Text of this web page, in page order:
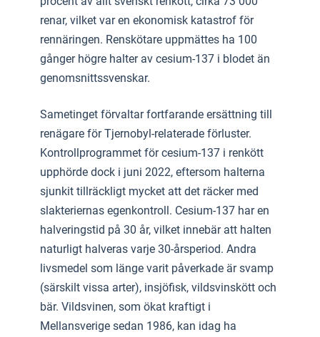
renar, vilket var en ekonomisk katastrof för
rennäringen. Renskötare uppmättes ha 100
gånger högre halter av cesium-137 i blodet än
genomsnittssvenskar.
Sametinget förvaltar fortfarande ersättning till
renägare för Tjernobyl-relaterade förluster.
Kontrollprogrammet för cesium-137 i renkött
upphörde dock i juni 2022, eftersom halterna
sjunkit tillräckligt mycket att det räcker med
slakteriernas egenkontroll. Cesium-137 har en
halveringstid på 30 år, vilket innebär att halten
naturligt halveras varje 30-årsperiod. Andra
livsmedel som länge varit påverkade är svamp
(särskilt vissa arter), insjöfisk, vildsvinskött och
bär. Vildsvinen, som ökat kraftigt i
Mellansverige sedan 1986, kan idag ha